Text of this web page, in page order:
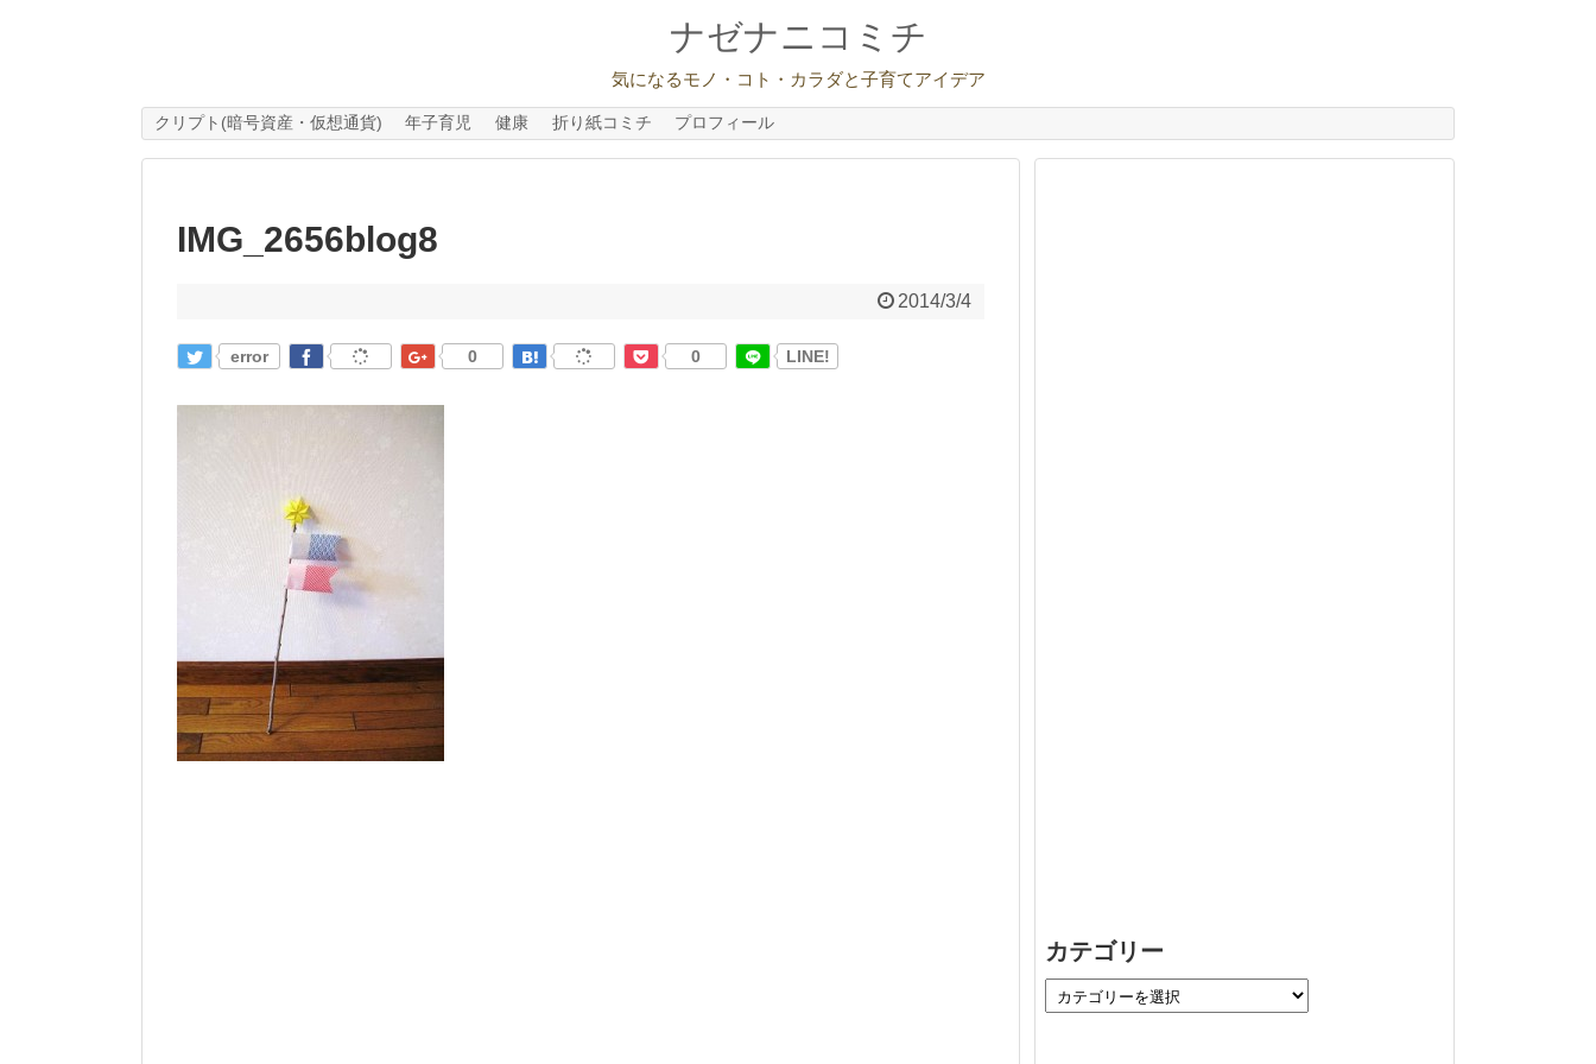
ナゼナニコミチ
気になるモノ・コト・カラダと子育てアイデア
クリプト(暗号資産・仮想通貨) 年子育児 健康 折り紙コミチ プロフィール
IMG_2656blog8
2014/3/4
error 0 0 LINE!
カテゴリー